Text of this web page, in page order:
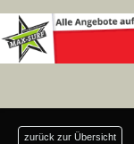
zurück zur Übersicht